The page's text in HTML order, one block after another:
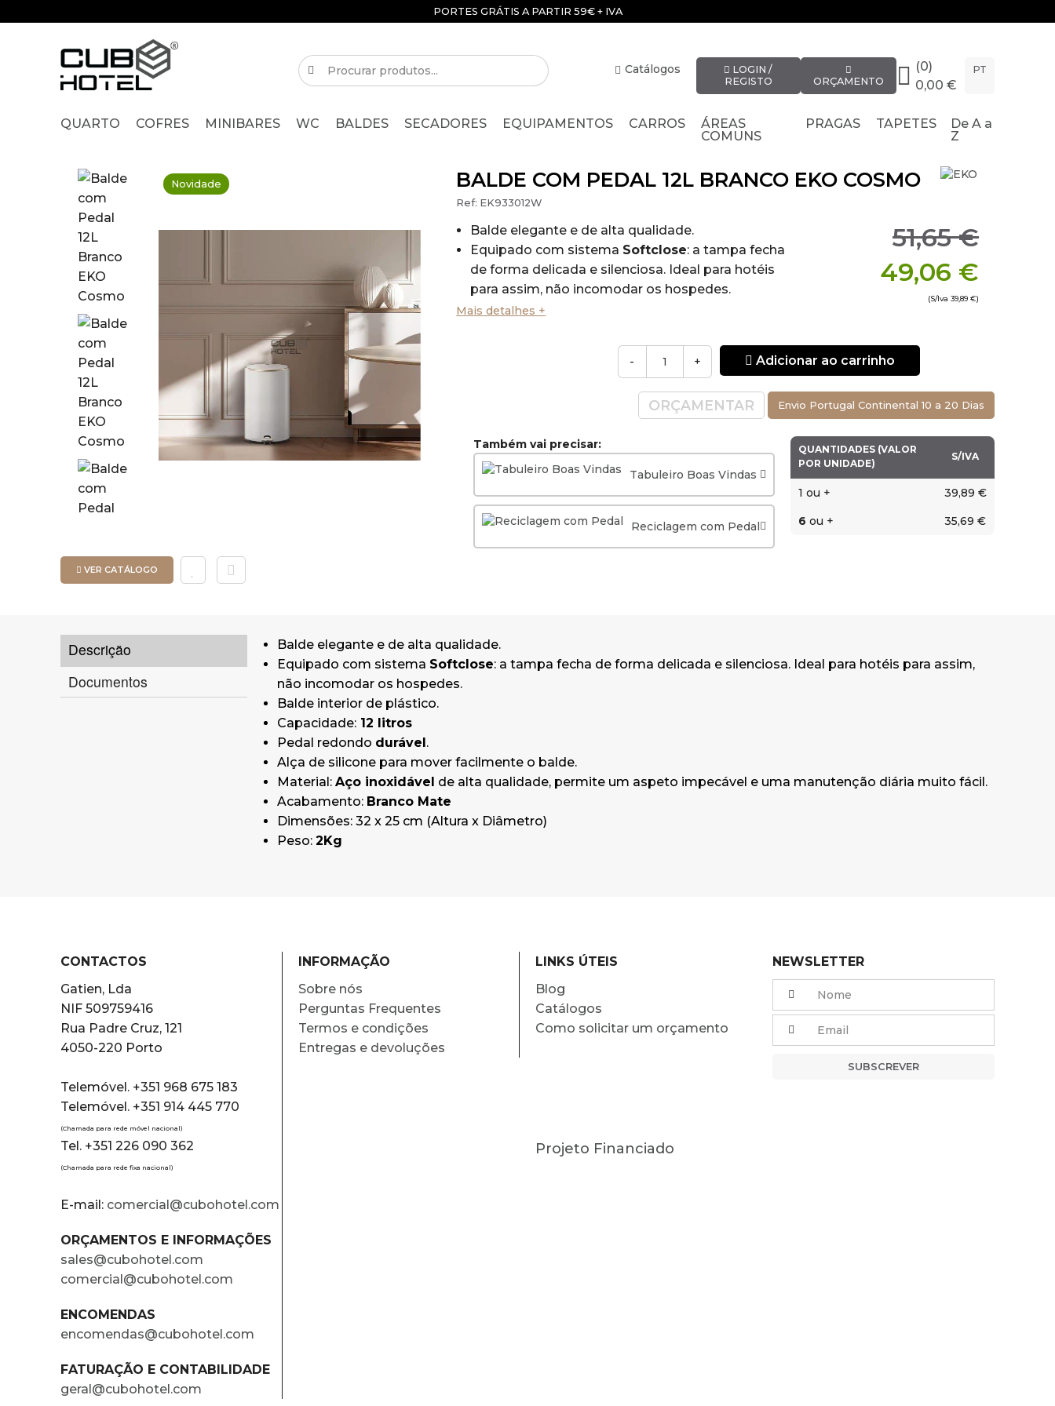
PORTES GRÁTIS A PARTIR 59€ + IVA
Catálogos
LOGIN /
REGISTO
ORÇAMENTO
(0)
0,00 €
PT
QUARTO COFRES MINIBARES WC BALDES SECADORES EQUIPAMENTOS CARROS
ÁREAS
COMUNS
PRAGAS TAPETES
De A a
Z
Novidade
VER CATÁLOGO
BALDE COM PEDAL 12L BRANCO EKO COSMO
Ref: EK933012W
51,65 €
49,06 €
(S/Iva 39,89 €)
Balde elegante e de alta qualidade.
Equipado com sistema Softclose: a tampa fecha
de forma delicada e silenciosa. Ideal para hotéis
para assim, não incomodar os hospedes.
Balde interior de plástico.
durável.
Alça de silicone para mover facilmente o balde.
um aspeto impecável e uma manutenção diária
Acabamento:Branco Mate
Dimensões: 32 x 25 cm (Altura x Diâmetro)
Mais detalhes +
- + Adicionar ao carrinho
ORÇAMENTAR Envio Portugal Continental 10 a 20 Dias
QUANTIDADES (VALOR
POR UNIDADE)
S/IVA
1 ou +
39,89 €
6 ou + 35,69 €
Também vai precisar:
Tabuleiro Boas Vindas
Reciclagem com Pedal
Descrição
Documentos
Balde elegante e de alta qualidade.
Equipado com sistema Softclose: a tampa fecha de forma delicada e silenciosa. Ideal para hotéis para assim,
não incomodar os hospedes.
Balde interior de plástico.
Capacidade:12 litros
Pedal redondo durável.
Alça de silicone para mover facilmente o balde.
Material: Aço inoxidável de alta qualidade, permite um aspeto impecável e uma manutenção diária muito fácil.
Acabamento: Branco Mate
Dimensões: 32 x 25 cm (Altura x Diâmetro)
Peso: 2Kg
CONTACTOS
Gatien, Lda
NIF 509759416
Rua Padre Cruz, 121
4050-220 Porto
Telemóvel. +351 968 675 183
Telemóvel. +351 914 445 770
(Chamada para rede móvel nacional)
Tel. +351 226 090 362
(Chamada para rede fixa nacional)
E-mail: comercial@cubohotel.com
ORÇAMENTOS E INFORMAÇÕES
sales@cubohotel.com
comercial@cubohotel.com
ENCOMENDAS
encomendas@cubohotel.com
FATURAÇÃO E CONTABILIDADE
geral@cubohotel.com
INFORMAÇÃO
Sobre nós
Perguntas Frequentes
Termos e condições
Entregas e devoluções
LINKS ÚTEIS
Blog
Catálogos
Como solicitar um orçamento
Projeto Financiado
NEWSLETTER
SUBSCREVER